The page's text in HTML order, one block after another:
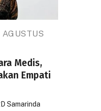
AGUSTUS
Medis,
Empati
Samarinda